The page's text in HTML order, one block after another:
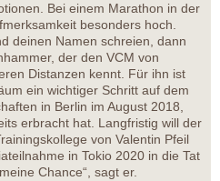
Bei einem Marathon in der
besonders hoch.
deinen Namen schreien, dann
der den VCM von
Distanzen kennt. Für ihn ist
ein wichtiger Schritt auf dem
in Berlin im August 2018,
erbracht hat. Langfristig will der
von Valentin Pfeil
in Tokio 2020 in die Tat
Chance“, sagt er.